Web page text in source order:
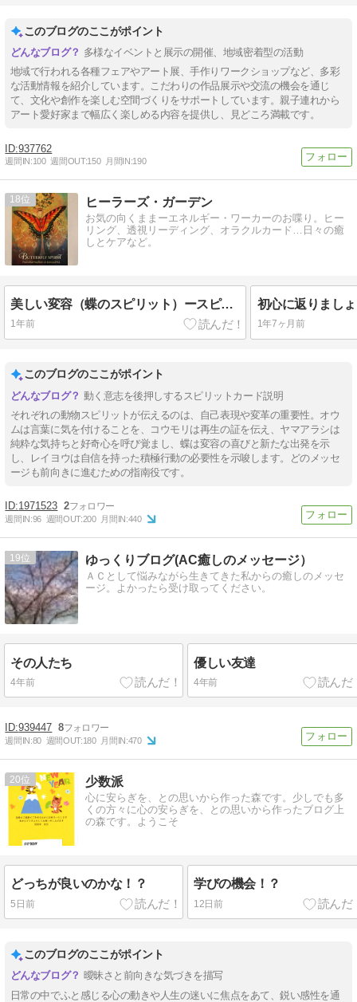
このブログのここがポイント
多様なイベントと展示の開催、地域密着型の活動
地域で行われる各種フェアやアート展、手作りワークショップなど、多彩
な活動情報を紹介しています。こだわりの作品展示や交流の機会を通じ
て、文化や創作を楽しむ空間づくりをサポートしています。親子連れから
アート愛好家まで幅広く楽しめる内容を提供し、見どころ満載です。
937762
週間IN:100 週間OUT:150 月間IN:190
18 ヒーラーズ・ガーデン
お気の向くままーエネルギー・ワーカーのお喋り。ヒー
リング、透視リーディング、オラクルカード…日々の癒
しとケアなど。
美しい変容（蝶のスピリット）ースピリットアニマル・オラクルカード
1年前 1年7ヶ月前
このブログのここがポイント
動く意志を後押しするスピリットカード説明
それぞれの動物スピリットが伝えるのは、自己表現や変革の重要性。オウ
ムは言葉に気を付けることを、コウモリは再生の証を伝え、ヤマアラシは
純粋な気持ちと好奇心を呼び覚まし、蝶は変容の喜びと新たな出発を示
し、レイヨウは自信を持った積極行動の必要性を示唆します。どのメッセ
ージも前向きに進むための指南役です。
1971523 2
週間IN:96 週間OUT:200 月間IN:440
19 ゆっくりブログ(AC癒しのメッセージ）
ＡＣとして悩みながら生きてきた私からの癒しのメッセ
ージ。よかったら受け取ってください。
その人たち
4年前
優しい友達
4年前
939447 8
週間IN:80 週間OUT:180 月間IN:470
20 少数派
心に安らぎを、との思いから作った森です。少しでも多
くの方々に心の安らぎを、との思いから作ったブログ上
の森です。ようこそ
どっちが良いのかな！？
5日前
学びの機会！？
12日前
このブログのここがポイント
曖昧さと前向きな気づきを描写
日常の中でふと感じる心の動きや人生の迷いに焦点をあて、鋭い感性を通